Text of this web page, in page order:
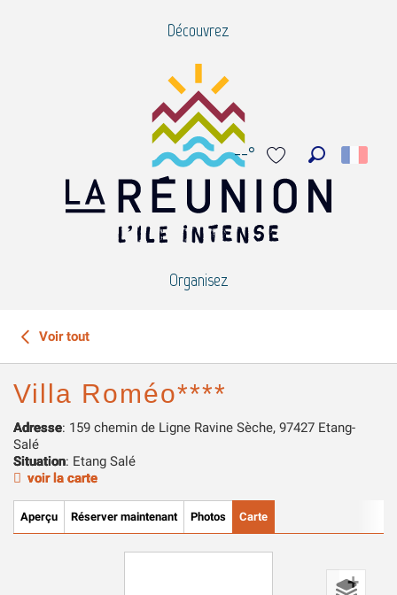
--°
Voir les favoris
Recherche
Découvrez
Organisez
Voir tout
Villa Roméo****
Adresse: 159 chemin de Ligne Ravine Sèche, 97427 Etang-
Salé
Situation: Etang Salé
voir la carte
Aperçu Réserver maintenant Photos Carte
+